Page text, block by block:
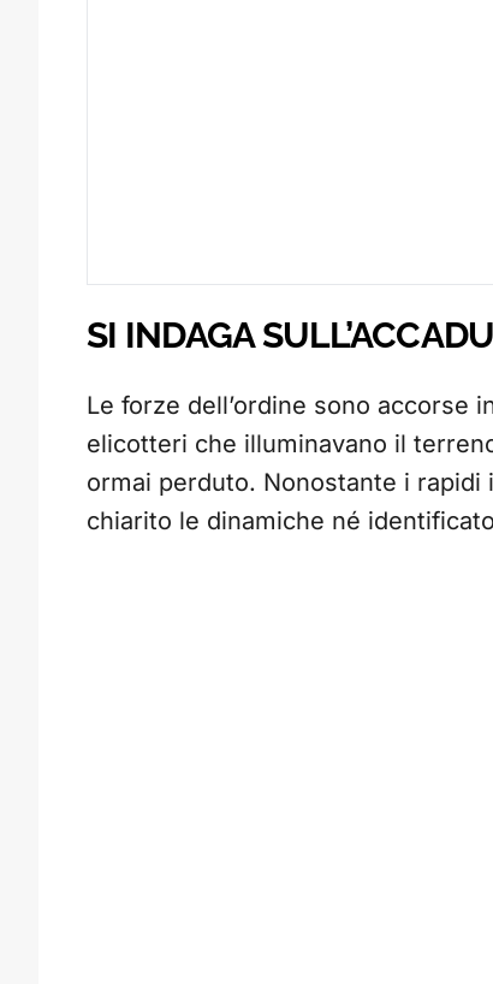
SI INDAGA
Le forze dell’ordine sono accorse
elicotteri che illuminavano il
ormai perduto. Nonostante i
chiarito le dinamiche né